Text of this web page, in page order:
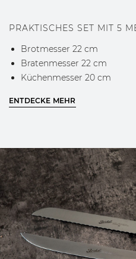
PRAKTISCHES SET MIT 5
Brotmesser 22 cm
Bratenmesser 22 cm
Küchenmesser 20 cm
Schälmesser 10 cm
ENTDECKE MEHR